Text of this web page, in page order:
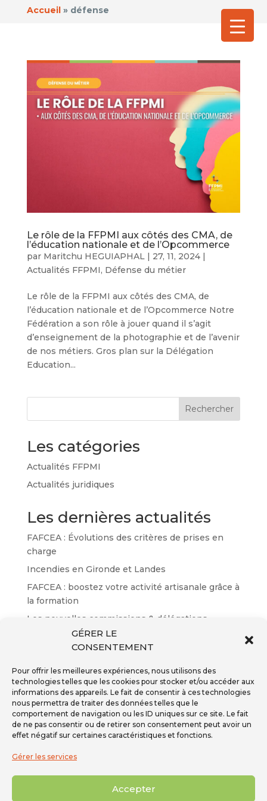
GÉRER LE
CONSENTEMENT
Pour offrir les meilleures expériences, nous utilisons des
technologies telles que les cookies pour stocker et/ou accéder aux
informations des appareils. Le fait de consentir à ces technologies
nous permettra de traiter des données telles que le
comportement de navigation ou les ID uniques sur ce site. Le fait
de ne pas consentir ou de retirer son consentement peut avoir un
effet négatif sur certaines caractéristiques et fonctions.
Gérer les services
Accepter
Accueil» défense
Le rôle de la FFPMI aux côtés des CMA, de
l’éducation nationale et de l’Opcommerce
par Maritchu HEGUIAPHAL| 27, 11, 2024|
Actualités FFPMI, Défense du métier
Le rôle de la FFPMI aux côtés des CMA, de
l’éducation nationale et de l’Opcommerce Notre
Fédération a son rôle à jouer quand il s’agit
d’enseignement de la photographie et de l’avenir
de nos métiers. Gros plan sur la Délégation
Education...
Rechercher
Les catégories
Actualités FFPMI
Actualités juridiques
Les dernières actualités
FAFCEA : Évolutions des critères de prises en
charge
Incendies en Gironde et Landes
FAFCEA : boostez votre activité artisanale grâce à
la formation
Les nouvelles commissions & délégations
Résultats des certifications EP n°65
Inscription à la newsletter
Téléphone - 01 59 08 04 04
Mail -secretariat@ffpmi.eu